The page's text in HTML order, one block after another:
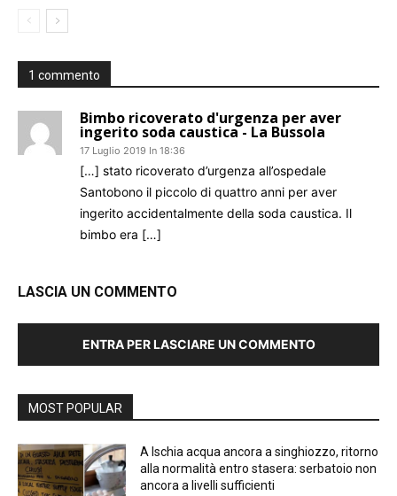
1 commento
Bimbo ricoverato d'urgenza per aver
ingerito soda caustica - La Bussola
17 Luglio 2019 In 18:36
[…] stato ricoverato d’urgenza all’ospedale
Santobono il piccolo di quattro anni per aver
ingerito accidentalmente della soda caustica. Il
bimbo era […]
LASCIA UN COMMENTO
ENTRA PER LASCIARE UN COMMENTO
MOST POPULAR
A Ischia acqua ancora a singhiozzo, ritorno
alla normalità entro stasera: serbatoio non
ancora a livelli sufficienti